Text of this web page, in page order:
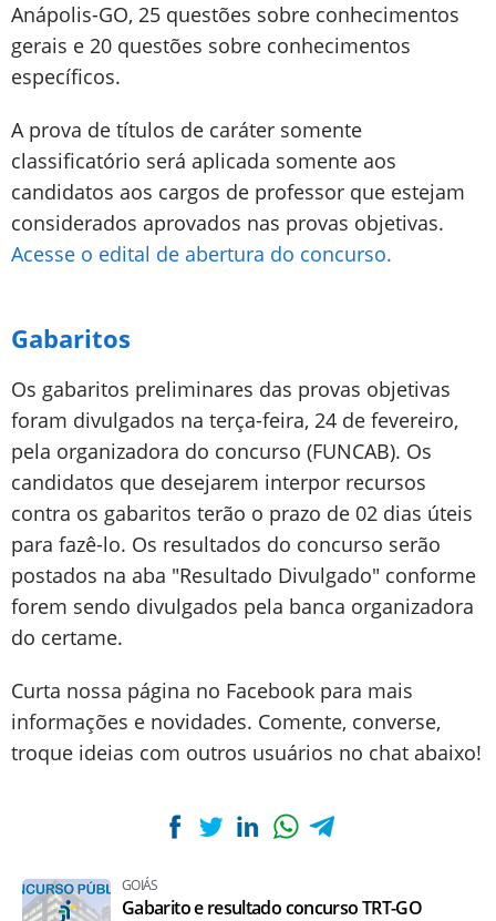
Anápolis-GO, 25 questões sobre conhecimentos
gerais e 20 questões sobre conhecimentos
específicos.
A prova de títulos de caráter somente
classificatório será aplicada somente aos
candidatos aos cargos de professor que estejam
considerados aprovados nas provas objetivas.
Acesse o edital de abertura do concurso.
Gabaritos
Os gabaritos preliminares das provas objetivas
foram divulgados na terça-feira, 24 de fevereiro,
pela organizadora do concurso (FUNCAB). Os
candidatos que desejarem interpor recursos
contra os gabaritos terão o prazo de 02 dias úteis
para fazê-lo. Os resultados do concurso serão
postados na aba "Resultado Divulgado" conforme
forem sendo divulgados pela banca organizadora
do certame.
Curta nossa página no Facebook para mais
informações e novidades. Comente, converse,
troque ideias com outros usuários no chat abaixo!
GOIÁS
Gabarito e resultado concurso TRT-GO